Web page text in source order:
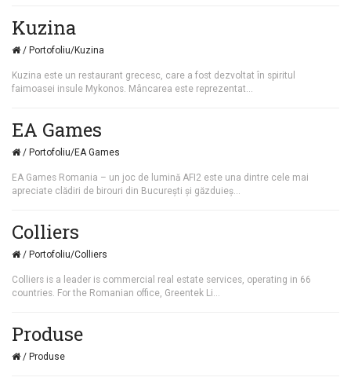
Kuzina
/ Portofoliu/Kuzina
Kuzina este un restaurant grecesc, care a fost dezvoltat în spiritul
faimoasei insule Mykonos. Mâncarea este reprezentat...
EA Games
/ Portofoliu/EA Games
EA Games Romania – un joc de lumină AFI2 este una dintre cele mai
apreciate clădiri de birouri din Bucureşti și găzduieș...
Colliers
/ Portofoliu/Colliers
Colliers is a leader is commercial real estate services, operating in 66
countries. For the Romanian office, Greentek Li...
Produse
/ Produse